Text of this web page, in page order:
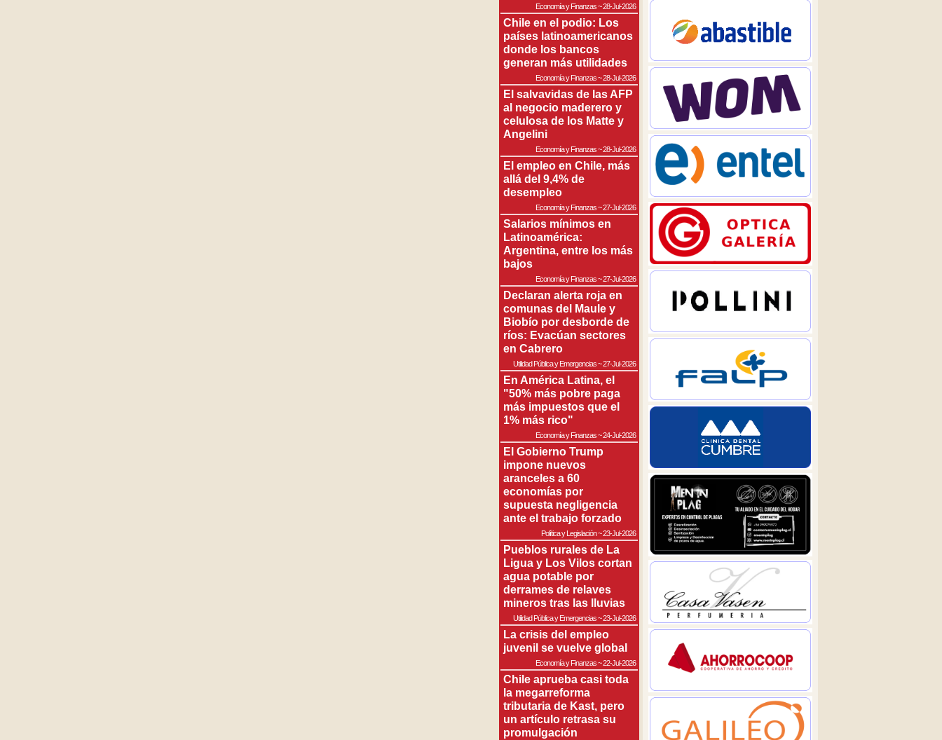
Economía y Finanzas~28-Jul-2026
Chile en el podio: Los
países latinoamericanos
donde los bancos
generan más utilidades
Economía y Finanzas~28-Jul-2026
El salvavidas de las AFP
al negocio maderero y
celulosa de los Matte y
Angelini
Economía y Finanzas~28-Jul-2026
El empleo en Chile, más
allá del 9,4% de
desempleo
Economía y Finanzas~27-Jul-2026
Salarios mínimos en
Latinoamérica:
Argentina, entre los más
bajos
Economía y Finanzas~27-Jul-2026
Declaran alerta roja en
comunas del Maule y
Biobío por desborde de
ríos: Evacúan sectores
en Cabrero
Utilidad Pública y Emergencias~27-Jul-2026
En América Latina, el
"50% más pobre paga
más impuestos que el
1% más rico"
Economía y Finanzas~24-Jul-2026
El Gobierno Trump
impone nuevos
aranceles a 60
economías por
supuesta negligencia
ante el trabajo forzado
Política y Legislación~23-Jul-2026
Pueblos rurales de La
Ligua y Los Vilos cortan
agua potable por
derrames de relaves
mineros tras las lluvias
Utilidad Pública y Emergencias~23-Jul-2026
La crisis del empleo
juvenil se vuelve global
Economía y Finanzas~22-Jul-2026
Chile aprueba casi toda
la megarreforma
tributaria de Kast, pero
un artículo retrasa su
promulgación